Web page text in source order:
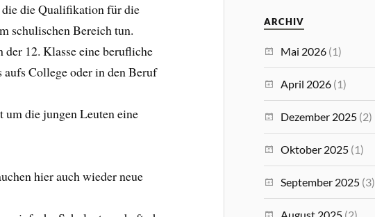
die Qualifikation für die
schulischen Bereich tun.
12. Klasse eine berufliche
College oder in den Beruf
um die jungen Leuten eine
hier auch wieder neue
ARCHIV
Mai 2026 (1)
April 2026 (1)
Dezember 2025 (2)
Oktober 2025 (1)
September 2025 (3)
August 2025 (2)